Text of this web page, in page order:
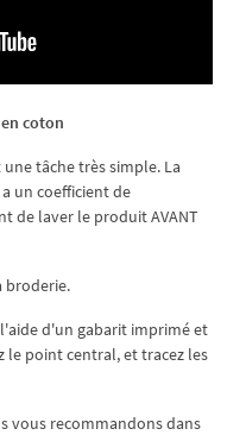
coton
tâche très simple. La
un coefficient de
de laver le produit AVANT
broderie.
d'un gabarit imprimé et
le point central, et tracez les
vous recommandons dans